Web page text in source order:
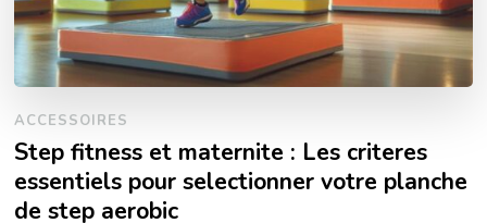
ACCESSOIRES
Step fitness et maternite : Les criteres
essentiels pour selectionner votre planche
de step aerobic